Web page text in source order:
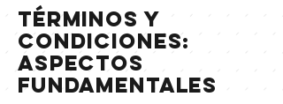
Términos y
Condiciones:
aspectos
fundamentales